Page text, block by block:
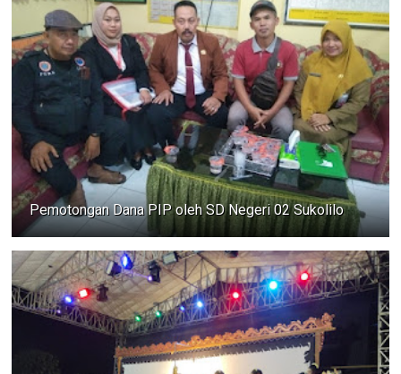
Pemotongan Dana PIP oleh SD Negeri 02 Sukolilo